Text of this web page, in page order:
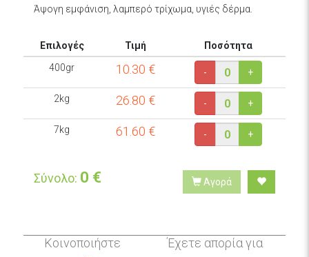
Άψογη εμφάνιση, λαμπερό τρίχωμα, υγιές δέρμα.
Επιλογές Τιμή
Ποσότητα
400gr
10.30 € - +
2kg 26.80 € - +
7kg 61.60 € - +
Σύνολο: 0 € Αγορά
Κοινοποιήστε
Έχετε απορία για